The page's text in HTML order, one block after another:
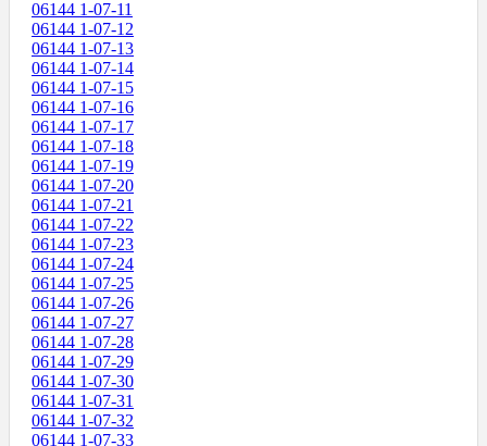
06144 1-07-11
06144 1-07-12
06144 1-07-13
06144 1-07-14
06144 1-07-15
06144 1-07-16
06144 1-07-17
06144 1-07-18
06144 1-07-19
06144 1-07-20
06144 1-07-21
06144 1-07-22
06144 1-07-23
06144 1-07-24
06144 1-07-25
06144 1-07-26
06144 1-07-27
06144 1-07-28
06144 1-07-29
06144 1-07-30
06144 1-07-31
06144 1-07-32
06144 1-07-33